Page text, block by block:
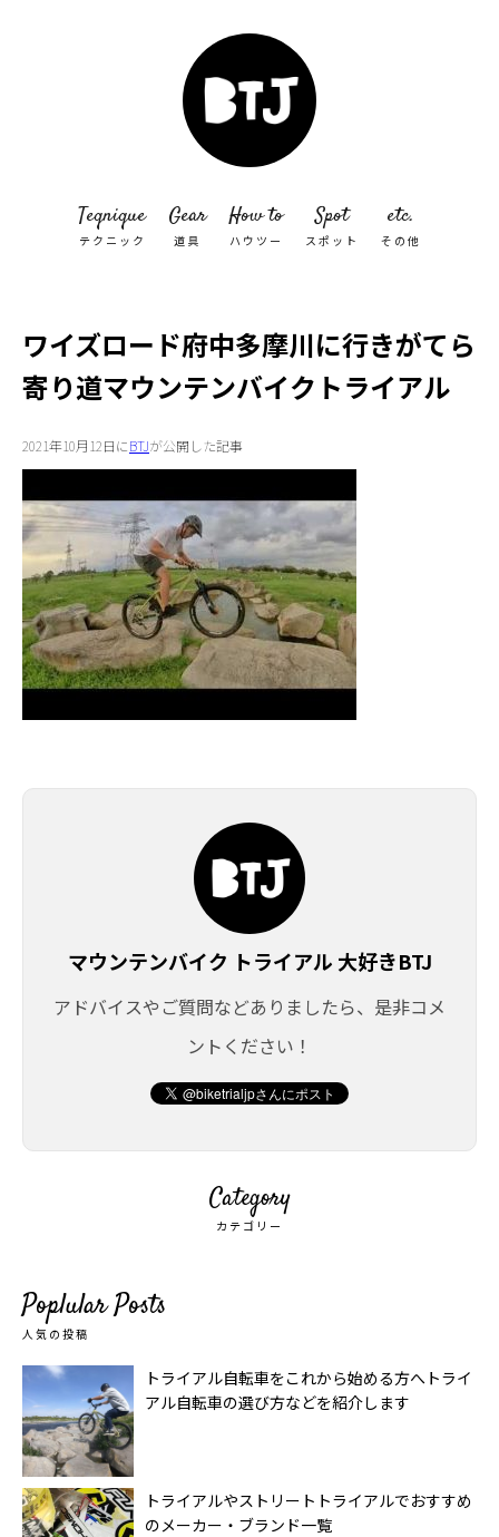
Teqnique
テクニック
Gear
道具
How to
ハウツー
Spot
スポット
etc.
その他
ワイズロード府中多摩川に行きがてら
寄り道マウンテンバイクトライアル
2021年10月12日にBTJが公開した記事
マウンテンバイク トライアル 大好きBTJ
アドバイスやご質問などありましたら、是非コメ
ントください！
Category
カテゴリー
Poplular Posts
人気の投稿
トライアル自転車をこれから始める方へトライ
アル自転車の選び方などを紹介します
トライアルやストリートトライアルでおすすめ
のメーカー・ブランド一覧